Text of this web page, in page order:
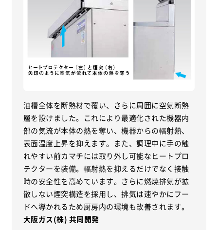
油槽全体を断熱材で覆い、さらに周囲に空気断熱
層を設けました。これにより最適化された機器内
部の気流が本体の熱を奪い、機器からの輻射熱、
表面温度上昇を抑えます。また、調理中に手の触
れやすい前カマチには取り外し可能なヒートプロ
テクターを装備。輻射熱を抑えるだけでなく接触
時の安全性を高めています。さらに燃焼排気が拡
散しない煙突構造を採用し、排気は速やかにフー
ドへ導かれるため厨房内の環境も改善されます。
大阪ガス(株) 共同開発